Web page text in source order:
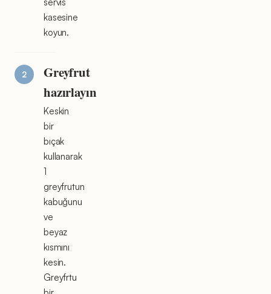
kasesine
koyun.
Greyfrut
hazırlayın
Keskin
bir
bıçak
kullanarak
1
greyfrutun
kabuğunu
ve
beyaz
kısmını
kesin.
Greyfrtu